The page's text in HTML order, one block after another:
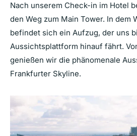
Nach unserem Check-in im Hotel
den Weg zum Main Tower. In dem
befindet sich ein Aufzug, der uns
Aussichtsplattform hinauf fährt.
genießen wir die phänomenale
Frankfurter Skyline.